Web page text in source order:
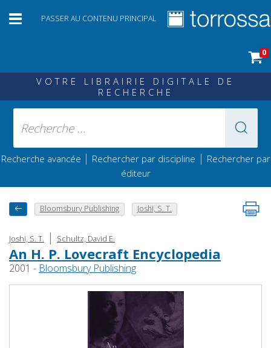
PASSER AU CONTENU PRINCIPAL
0
VOTRE LIBRAIRIE DIGITALE DE
RECHERCHE
Recherche avancée | Rechercher par discipline | Rechercher par
éditeur
Bloomsbury Publishing Joshi, S. T.
Joshi, S. T. | Schultz, David E.
An H. P. Lovecraft Encyclopedia
2001 - Bloomsbury Publishing